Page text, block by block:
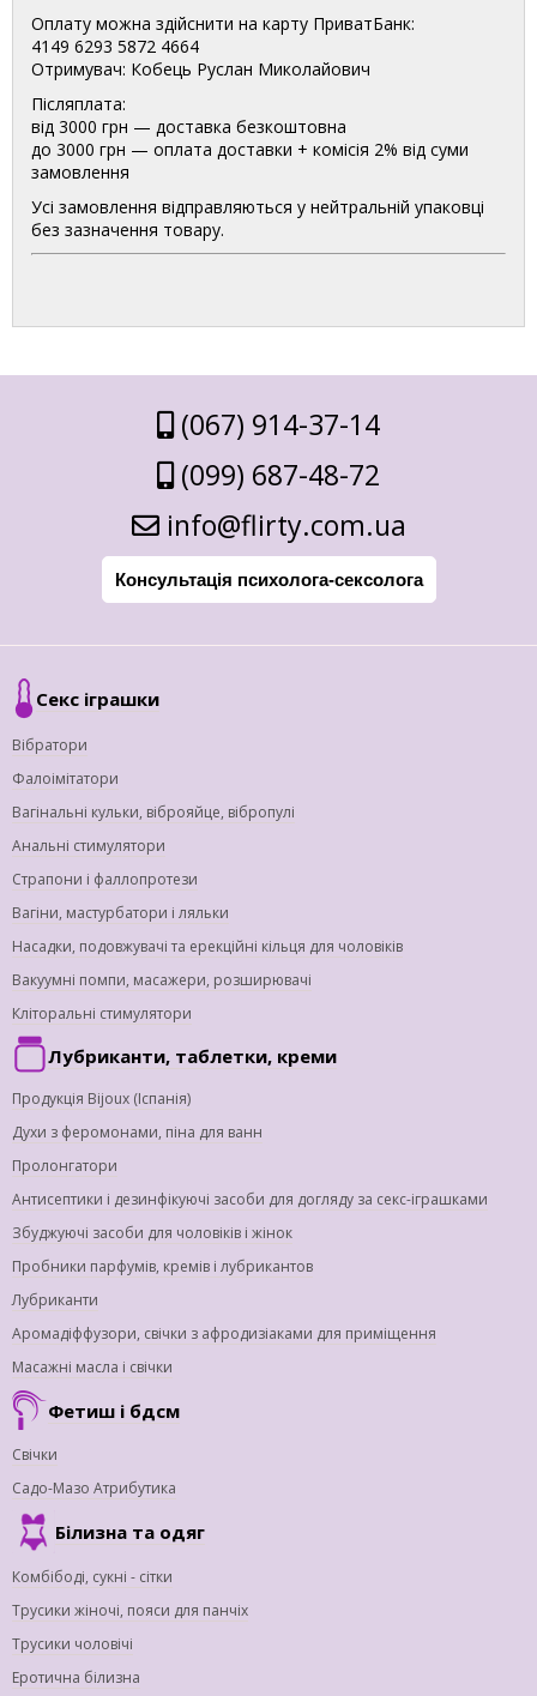
Оплату можна здійснити на карту ПриватБанк:
4149 6293 5872 4664
Отримувач: Кобець Руслан Миколайович
Післяплата:
від 3000 грн — доставка безкоштовна
до 3000 грн — оплата доставки + комісія 2% від суми
замовлення
Усі замовлення відправляються у нейтральній упаковці
без зазначення товару.
(067) 914-37-14
(099) 687-48-72
info@flirty.com.ua
Консультація психолога-сексолога
Секс іграшки
Вібратори
Фалоімітатори
Вагінальні кульки, віброяйце, вібропулі
Анальні стимулятори
Страпони і фаллопротези
Вагіни, мастурбатори і ляльки
Насадки, подовжувачі та ерекційні кільця для чоловіків
Вакуумні помпи, масажери, розширювачі
Кліторальні стимулятори
Лубриканти, таблетки, креми
Продукція Bijoux (Іспанія)
Духи з феромонами, піна для ванн
Пролонгатори
Антисептики і дезинфікуючі засоби для догляду за секс-іграшками
Збуджуючі засоби для чоловіків і жінок
Пробники парфумів, кремів і лубрикантов
Лубриканти
Аромадіффузори, свічки з афродизіаками для приміщення
Масажні масла і свічки
Фетиш і бдсм
Свічки
Садо-Мазо Атрибутика
Білизна та одяг
Комбібоді, сукні - сітки
Трусики жіночі, пояси для панчіх
Трусики чоловічі
Еротична білизна